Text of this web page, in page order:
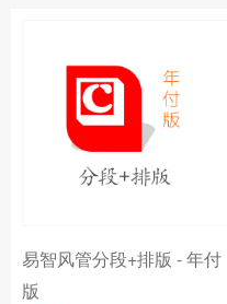
易智风管分段+排版 - 年付
版